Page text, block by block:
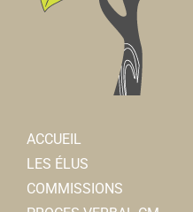
ACCUEIL
LES ÉLUS
COMMISSIONS